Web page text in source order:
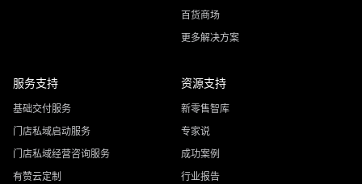
百货商场
更多解决方案
服务支持
基础交付服务
门店私域启动服务
门店私域经营咨询服务
有赞云定制
资源支持
新零售智库
专家说
成功案例
行业报告